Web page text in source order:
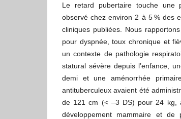
Le retard pubertaire touche une
observé chez environ 2 à 5 % des
cliniques publiées. Nous
pour dyspnée, toux chronique et
un contexte de pathologie
statural sévère depuis l’enfance,
demi et une aménorrhée
antituberculeux avaient été
de 121 cm (< –3 DS) pour 24 kg,
développement mammaire et de